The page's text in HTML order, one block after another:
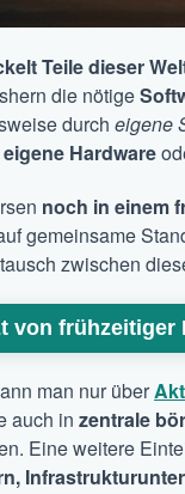
Teile dieser
die nötige
durch eigene
eigene Hardware
noch in einem
gemeinsame
zwischen
von frühzeitiger
man nur über
auch in zentrale
Eine weitere